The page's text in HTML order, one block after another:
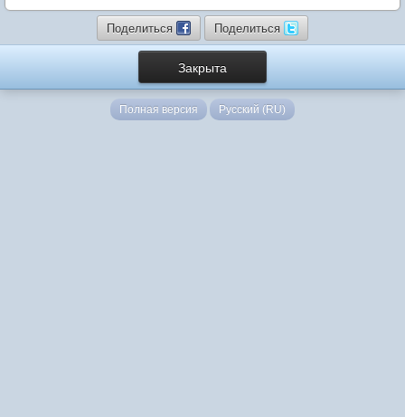
Поделиться Поделиться
Закрыта
Полная версия Русский (RU)